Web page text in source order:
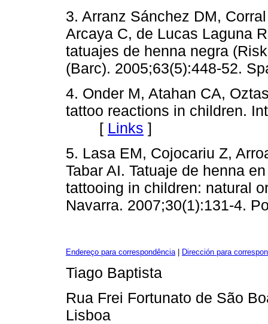
3. Arranz Sánchez DM,
Arcaya C, de Lucas Laguna
tatuajes de henna negra
(Barc). 2005;63(5):448-52.
4. Onder M, Atahan CA,
tattoo reactions in children.
[ Links ]
5. Lasa EM, Cojocariu Z,
Tabar AI. Tatuaje de henna
tattooing in children: natural
Navarra. 2007;30(1):131-4.
Endereço para correspondência | Dirección para
Tiago Baptista
Rua Frei Fortunato de São
Lisboa